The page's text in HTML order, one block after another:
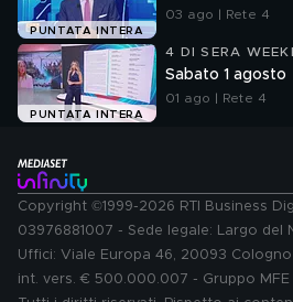
PUNTATA INTERA
03 ago | Rete 4
PUNTATA INTERA
4 DI SERA
Sabato 1 agosto
01 ago | Rete 4
Copyright ©1999-2026 RTI Business
03976881007 - Sede legale: Largo del
Uffici: Viale Europa 46, 20093
int. vers. € 500.000.007 - Gruppo MFE